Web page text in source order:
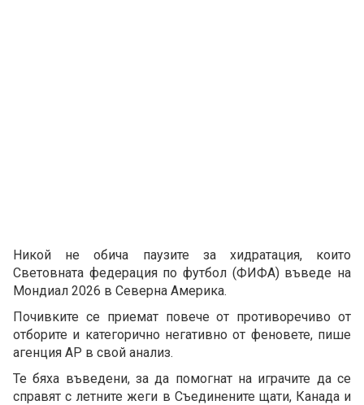
Никой не обича паузите за хидратация, които
Световната федерация по футбол (ФИФА) въведе на
Мондиал 2026 в Северна Америка.
Почивките се приемат повече от противоречиво от
отборите и категорично негативно от феновете, пише
агенция АР в свой анализ.
Те бяха въведени, за да помогнат на играчите да се
справят с летните жеги в Съединените щати, Канада и